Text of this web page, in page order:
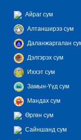
Айраг сум
Алтанширээ сум
Даланжаргалан
Дэлгэрэх сум
Иххэт сум
Замын-Үүд сум
Мандах сум
Өргөн сум
Сайншанд сум